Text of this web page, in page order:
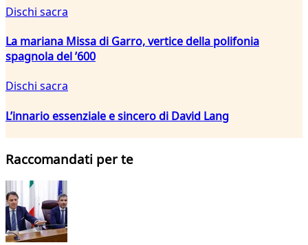
Dischi sacra
La mariana Missa di Garro, vertice della polifonia
spagnola del ’600
Dischi sacra
L’innario essenziale e sincero di David Lang
Raccomandati per te